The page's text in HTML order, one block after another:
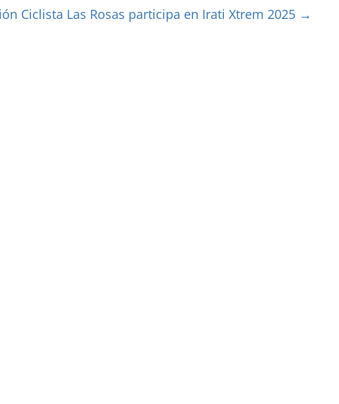
Ciclista Las Rosas participa en Irati Xtrem 2025 →